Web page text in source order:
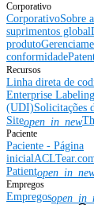
Corporativo
CorporativoSobre
suprimentos global
produto
conformidade
Recursos
Linha direta de
Enterprise
(UDI)Solicitações
Siteopen_in_new
Paciente
Paciente - Página
inicial
Patient
Empregos
Empregos